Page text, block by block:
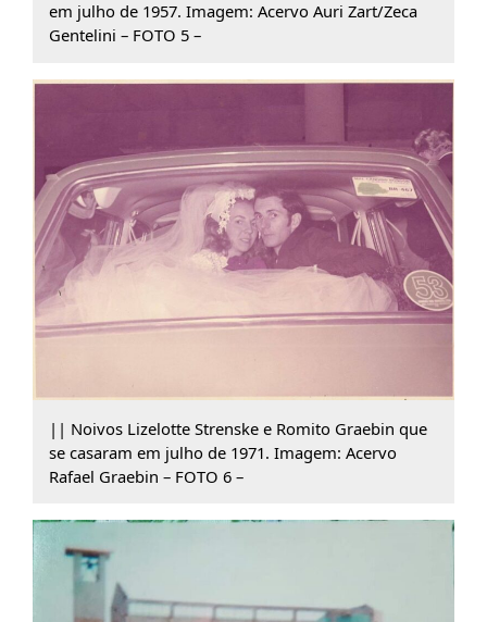
em julho de 1957. Imagem: Acervo Auri Zart/Zeca
Gentelini – FOTO 5 –
|| Noivos Lizelotte Strenske e Romito Graebin que
se casaram em julho de 1971. Imagem: Acervo
Rafael Graebin – FOTO 6 –